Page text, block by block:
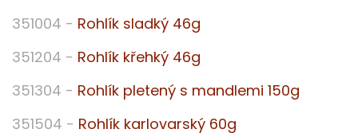
351004 - Rohlík sladký 46g
351204 - Rohlík křehký 46g
351304 - Rohlík pletený s mandlemi 150g
351504 - Rohlík karlovarský 60g